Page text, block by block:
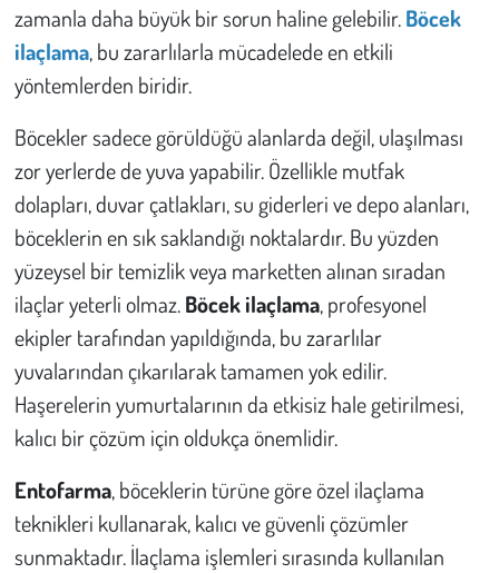
zamanla daha büyük bir sorun haline gelebilir. Böcek
ilaçlama, bu zararlılarla mücadelede en etkili
yöntemlerden biridir.
Böcekler sadece görüldüğü alanlarda değil, ulaşılması
zor yerlerde de yuva yapabilir. Özellikle mutfak
dolapları, duvar çatlakları, su giderleri ve depo alanları,
böceklerin en sık saklandığı noktalardır. Bu yüzden
yüzeysel bir temizlik veya marketten alınan sıradan
ilaçlar yeterli olmaz.Böcek ilaçlama, profesyonel
ekipler tarafından yapıldığında, bu zararlılar
yuvalarından çıkarılarak tamamen yok edilir.
Haşerelerin yumurtalarının da etkisiz hale getirilmesi,
kalıcı bir çözüm için oldukça önemlidir.
Entofarma, böceklerin türüne göre özel ilaçlama
teknikleri kullanarak, kalıcı ve güvenli çözümler
sunmaktadır. İlaçlama işlemleri sırasında kullanılan